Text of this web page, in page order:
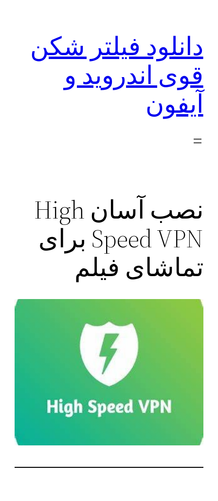
دانلود فیلتر شکن
قوی اندروید و
آیفون
نصب آسان High
Speed VPN برای
تماشای فیلم